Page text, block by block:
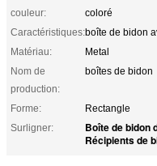
couleur:
coloré
Caractéristiques:boîte de bidon
Matériau:
Metal
Nom de
production:
boîtes de bidon
Forme:
Rectangle
Surligner:
Boîte de bidon
Récipients de